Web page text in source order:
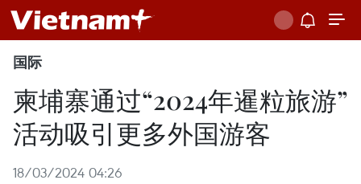
国际
柬埔寨通过“2024年暹粒旅游”
活动吸引更多外国游客
18/03/2024 04:26